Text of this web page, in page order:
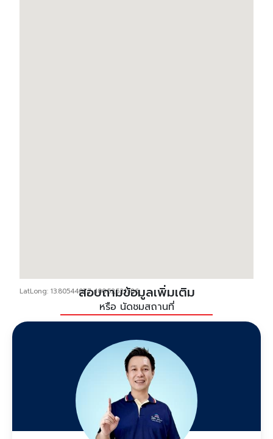
LatLong: 13.80544077, 100.52521586
สอบถามข้อมูลเพิ่มเติม
หรือ นัดชมสถานที่